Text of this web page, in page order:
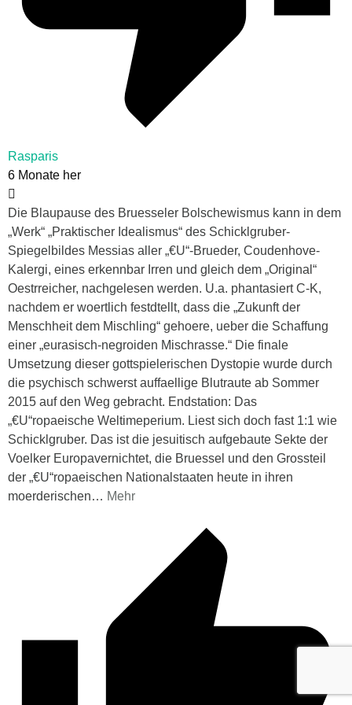
Rasparis
6 Monate her
Die Blaupause des Bruesseler Bolschewismus kann in dem
„Werk“ „Praktischer Idealismus“ des Schicklgruber-
Spiegelbildes Messias aller „€U“-Brueder, Coudenhove-
Kalergi, eines erkennbar Irren und gleich dem „Original“
Oestrreicher, nachgelesen werden. U.a. phantasiert C-K,
nachdem er woertlich festdtellt, dass die „Zukunft der
Menschheit dem Mischling“ gehoere, ueber die Schaffung
einer „eurasisch-negroiden Mischrasse.“ Die finale
Umsetzung dieser gottspielerischen Dystopie wurde durch
die psychisch schwerst auffaellige Blutraute ab Sommer
2015 auf den Weg gebracht. Endstation: Das
„€U“ropaeische Weltimeperium. Liest sich doch fast 1:1 wie
Schicklgruber. Das ist die jesuitisch aufgebaute Sekte der
Voelker Europavernichtet, die Bruessel und den Grossteil
der „€U“ropaeischen Nationalstaaten heute in ihren
moerderischen… Mehr